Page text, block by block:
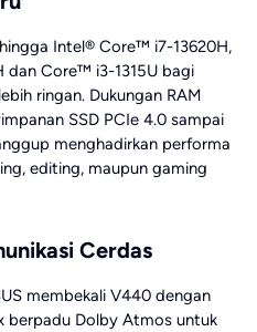
Intel® Core™ i7-13620H,
Core™ i3-1315U bagi
ringan. Dukungan RAM
SSD PCIe 4.0 sampai
menghadirkan performa
editing, maupun gaming
Cerdas
membekali V440 dengan
berpadu Dolby Atmos untuk